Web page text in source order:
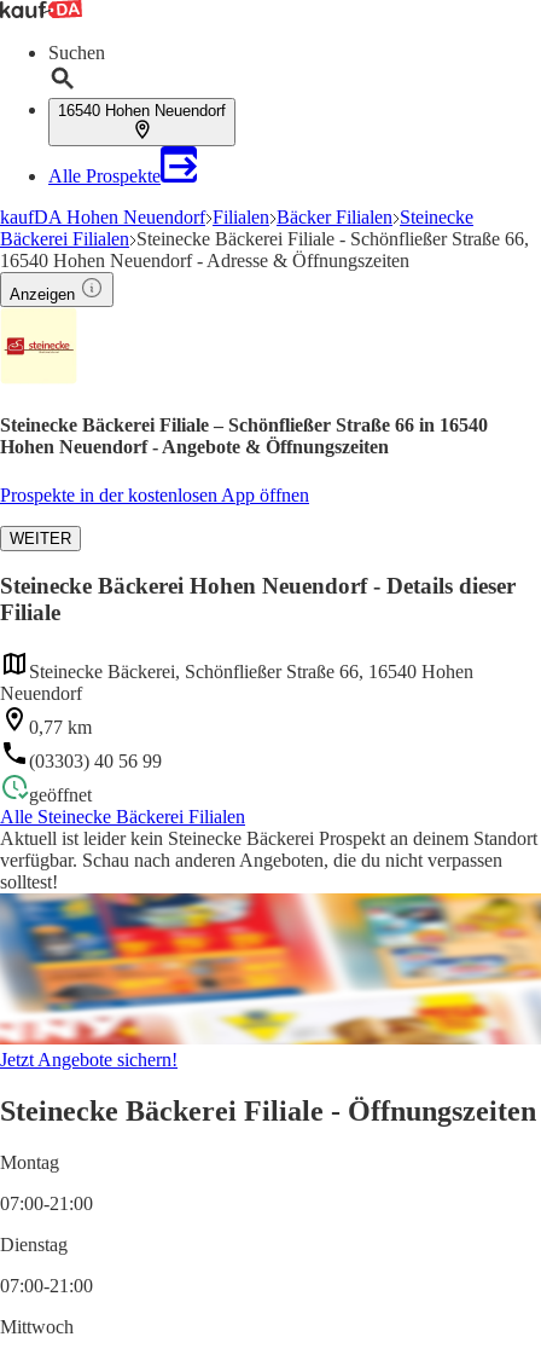
Suchen
16540 Hohen Neuendorf
Alle Prospekte
kaufDA Hohen Neuendorf Filialen Bäcker Filialen Steinecke
Bäckerei Filialen Steinecke Bäckerei Filiale - Schönfließer Straße 66,
16540 Hohen Neuendorf - Adresse & Öffnungszeiten
Anzeigen
Steinecke Bäckerei Filiale – Schönfließer Straße 66 in 16540
Hohen Neuendorf - Angebote & Öffnungszeiten
Prospekte in der kostenlosen App öffnen
WEITER
Steinecke Bäckerei Hohen Neuendorf - Details dieser
Filiale
Steinecke Bäckerei, Schönfließer Straße 66, 16540 Hohen
Neuendorf
0,77 km
(03303) 40 56 99
geöffnet
Alle Steinecke Bäckerei Filialen
Aktuell ist leider kein Steinecke Bäckerei Prospekt an deinem Standort
verfügbar. Schau nach anderen Angeboten, die du nicht verpassen
solltest!
Jetzt Angebote sichern!
Steinecke Bäckerei Filiale - Öffnungszeiten
Montag
07:00-21:00
Dienstag
07:00-21:00
Mittwoch